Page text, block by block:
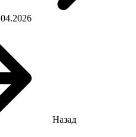
Назад